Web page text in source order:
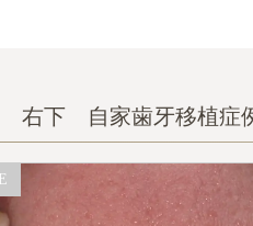
30代女性
右下 自家歯牙移植症